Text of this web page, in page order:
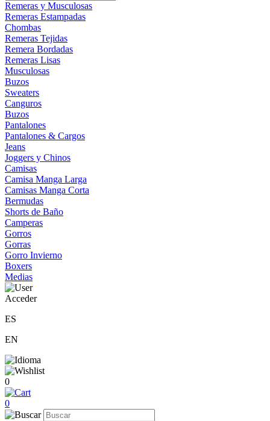
Remeras y Musculosas
Remeras Estampadas
Chombas
Remeras Tejidas
Remera Bordadas
Remeras Lisas
Musculosas
Buzos
Sweaters
Canguros
Buzos
Pantalones
Pantalones & Cargos
Jeans
Joggers y Chinos
Camisas
Camisa Manga Larga
Camisas Manga Corta
Bermudas
Shorts de Baño
Camperas
Gorros
Gorras
Gorro Invierno
Boxers
Medias
Acceder
ES
EN
0
0